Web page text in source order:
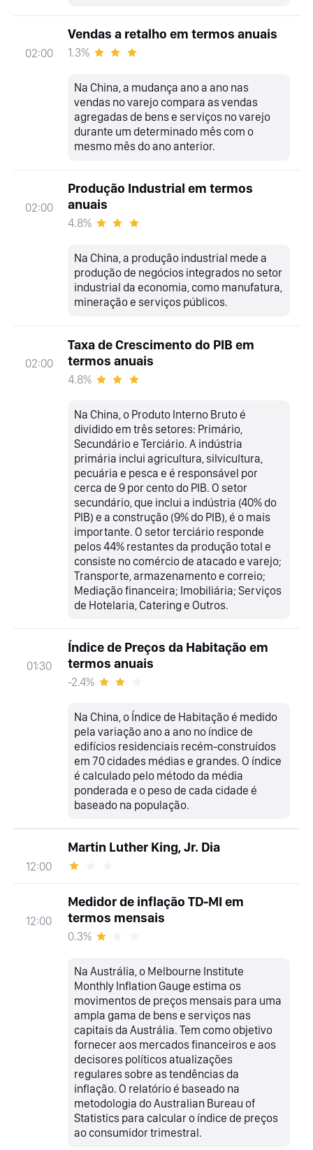
02:00
Vendas a retalho em termos anuais
1.3%
Na China, a mudança ano a ano nas
vendas no varejo compara as vendas
agregadas de bens e serviços no varejo
durante um determinado mês com o
mesmo mês do ano anterior.
02:00
Produção Industrial em termos
anuais
4.8%
Na China, a produção industrial mede a
produção de negócios integrados no setor
industrial da economia, como manufatura,
mineração e serviços públicos.
02:00
Taxa de Crescimento do PIB em
termos anuais
4.8%
Na China, o Produto Interno Bruto é
dividido em três setores: Primário,
Secundário e Terciário. A indústria
primária inclui agricultura, silvicultura,
pecuária e pesca e é responsável por
cerca de 9 por cento do PIB. O setor
secundário, que inclui a indústria (40% do
PIB) e a construção (9% do PIB), é o mais
importante. O setor terciário responde
pelos 44% restantes da produção total e
consiste no comércio de atacado e varejo;
Transporte, armazenamento e correio;
Mediação financeira; Imobiliária; Serviços
de Hotelaria, Catering e Outros.
01:30
Índice de Preços da Habitação em
termos anuais
-2.4%
Na China, o Índice de Habitação é medido
pela variação ano a ano no índice de
edifícios residenciais recém-construídos
em 70 cidades médias e grandes. O índice
é calculado pelo método da média
ponderada e o peso de cada cidade é
baseado na população.
12:00
Martin Luther King, Jr. Dia
12:00
Medidor de inflação TD-MI em
termos mensais
0.3%
Na Austrália, o Melbourne Institute
Monthly Inflation Gauge estima os
movimentos de preços mensais para uma
ampla gama de bens e serviços nas
capitais da Austrália. Tem como objetivo
fornecer aos mercados financeiros e aos
decisores políticos atualizações
regulares sobre as tendências da
inflação. O relatório é baseado na
metodologia do Australian Bureau of
Statistics para calcular o índice de preços
ao consumidor trimestral.